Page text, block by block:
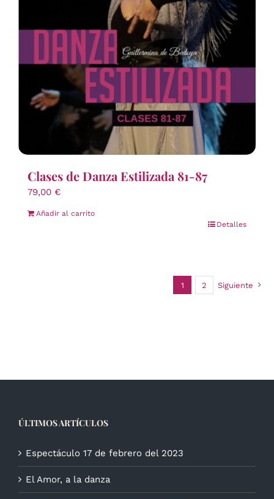
Clases de Danza Estilizada 81-87
79,00 €
Añadir al carrito
Detalles
1 2 Siguiente
ÚLTIMOS ARTÍCULOS
Espectáculo 17 de febrero del 2023
El Amor, a la danza